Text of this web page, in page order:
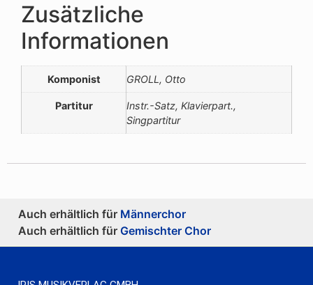
Zusätzliche
Informationen
Komponist GROLL, Otto
Partitur
Instr.-Satz, Klavierpart.,
Singpartitur
Auch erhältlich für Männerchor
Auch erhältlich für Gemischter Chor